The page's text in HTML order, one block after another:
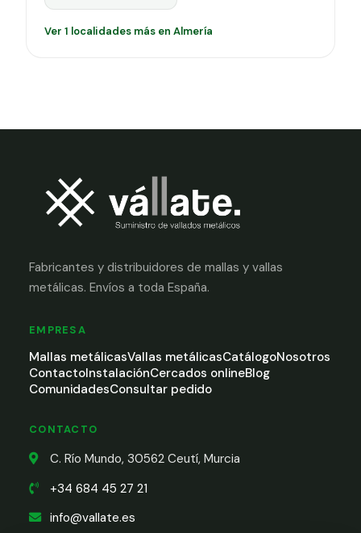
Ver 1 localidades más en Almería
Fabricantes y distribuidores de mallas y vallas
metálicas. Envíos a toda España.
EMPRESA
Mallas metálicasVallas metálicasCatálogoNosotros
ContactoInstalaciónCercados onlineBlog
ComunidadesConsultar pedido
CONTACTO
C. Río Mundo, 30562 Ceutí, Murcia
+34 684 45 27 21
info@vallate.es